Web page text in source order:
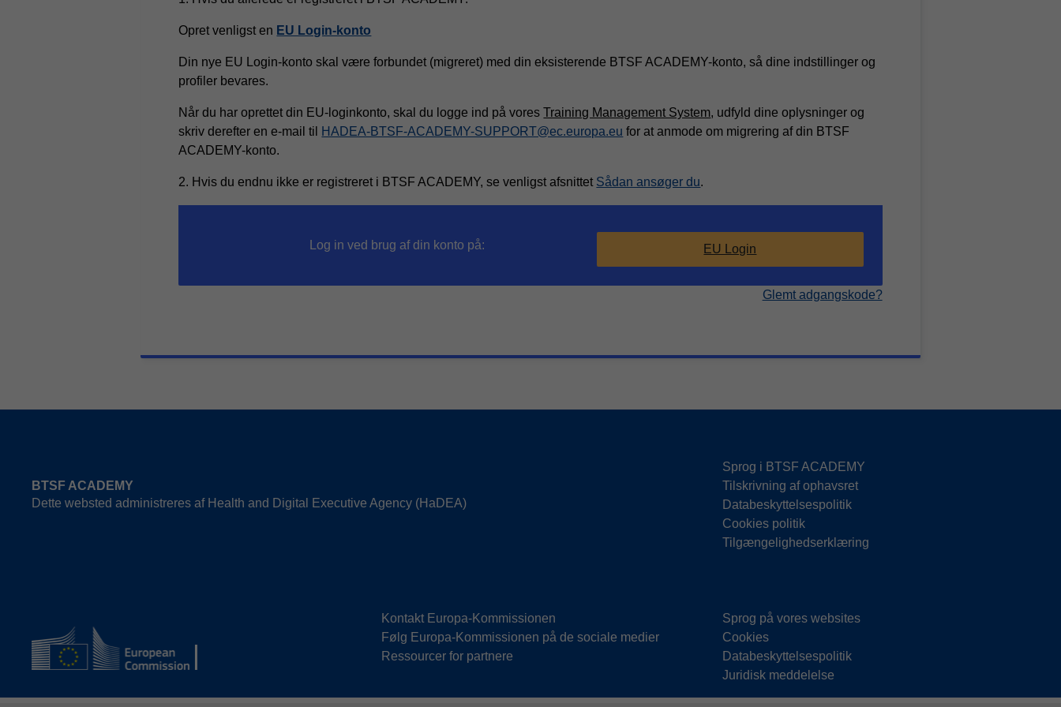
Opret venligst en EU Login-konto
Din nye EU Login-konto skal være forbundet (migreret) med din eksisterende BTSF ACADEMY-konto, så dine indstillinger og
profiler bevares.
Når du har oprettet din EU-loginkonto, skal du logge ind på voresTraining Management System, udfyld dine oplysninger og
skriv derefter en e-mail til
HADEA-BTSF-ACADEMY-SUPPORT@ec.europa.eu for at anmode om migrering af din BTSF
ACADEMY-konto.
2. Hvis du endnu ikke er registreret i BTSF ACADEMY, se venligst afsnittet Sådan ansøger du.
Log in ved brug af din konto på: EU Login
Glemt adgangskode?
BTSF ACADEMY
Dette websted administreres af Health and Digital Executive Agency (HaDEA)
Sprog i BTSF ACADEMY
Tilskrivning af ophavsret
Databeskyttelsespolitik
Cookies politik
Tilgængelighedserklæring
Kontakt Europa-Kommissionen
Følg Europa-Kommissionen på de sociale medier
Ressourcer for partnere
Sprog på vores websites
Cookies
Databeskyttelsespolitik
Juridisk meddelelse